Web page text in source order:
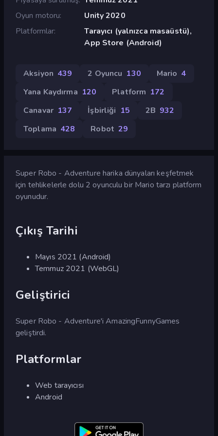
Oyun motoru
Unity 2020
Platformlar
Tarayıcı (yalnızca masaüstü),
App Store (Android)
Aksiyon 439 2 Oyuncu 130 Mario 4
Yana Kaydırma 120 Platform 172
Canavar 137 İşbirliği 15 2B 932
Toplama 428 Robot 29
Super Robo - Adventure harika dünyaları keşfetmek
için tehlikelerle dolu 2 oyunculu bir Mario tarzı platform
oyunudur.
Çıkış Tarihi
Mayıs 2021 (Android)
Temmuz 2021 (WebGL)
Geliştirici
Super Robo - Adventure'i AmazingFunnyGames
geliştirdi.
Platformlar
Web tarayıcısı
Android